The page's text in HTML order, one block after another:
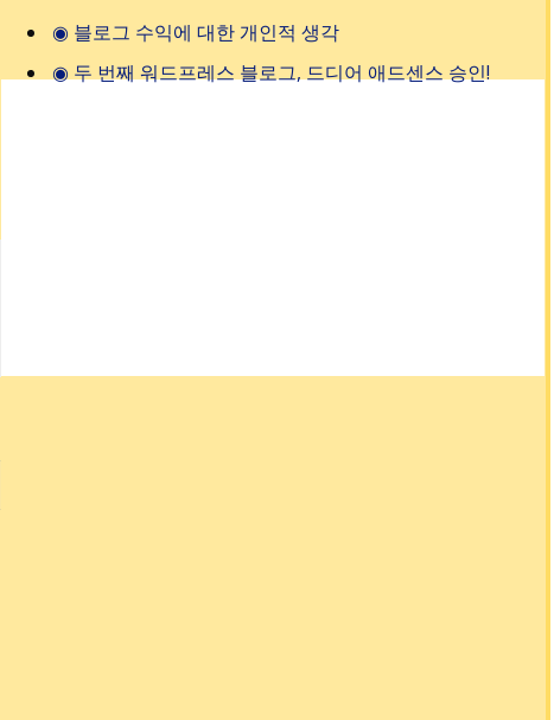
◉ 블로그 수익에 대한 개인적 생각
◉ 두 번째 워드프레스 블로그, 드디어 애드센스 승인!